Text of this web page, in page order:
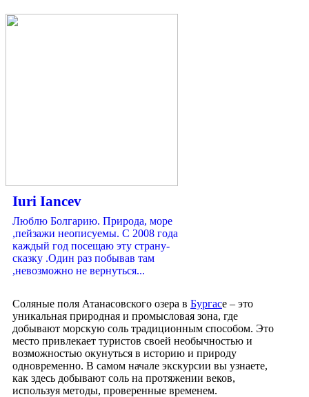
Соляные поля Атанасовского озера в Бургасе – это
уникальная природная и промысловая зона, где
добывают морскую соль традиционным способом. Это
место привлекает туристов своей необычностью и
возможностью окунуться в историю и природу
одновременно. В самом начале экскурсии вы узнаете,
как здесь добывают соль на протяжении веков,
используя методы, проверенные временем.
Iuri Iancev
Люблю Болгарию. Природа, море
,пейзажи неописуемы. С 2008 года
каждый год посещаю эту страну-
сказку .Один раз побывав там
,невозможно не вернуться...